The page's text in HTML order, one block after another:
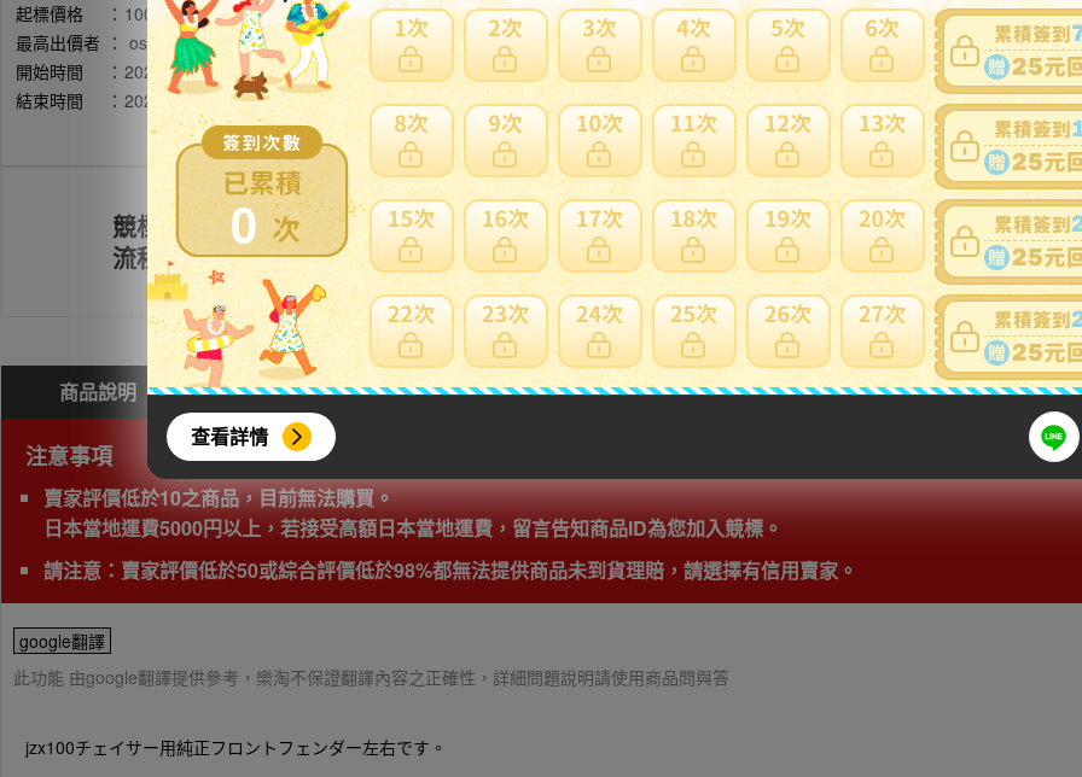
0
查看詳情
起標價格 ： 10000円
最高出價者 ： osm******** / 評價:12
開始時間
： 2026年05月14日 20時35分(台灣時間)
結束時間
： 2026年05月17日 20時40分(台灣時間)
商品新舊 ：在描述中說明(說明)
自動延長
：有
認証限制
：否
提前結束
：有
可否退貨
：否
競標
流程
註冊會員 出價競標 得標填寫委託單
商品說明 問與答(1) 費用試算 問題商品反映流程
注意事項
賣家評價低於10之商品，目前無法購買。
日本當地運費5000円以上，若接受高額日本當地運費，留言告知商品ID為您加入競標。
請注意：賣家評價低於50或綜合評價低於98%都無法提供商品未到貨理賠，請選擇有信用賣家。
google翻譯
此功能 由google翻譯提供參考，樂淘不保證翻譯內容之正確性，詳細問題說明請使用商品問與答
jzx100チェイサー用純正フロントフェンダー左右です。